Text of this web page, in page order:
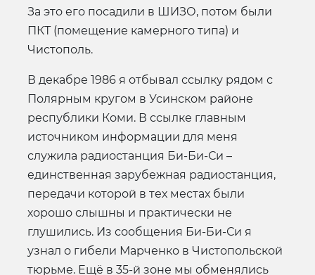
За это его посадили в ШИЗО, потом были
ПКТ (помещение камерного типа) и
Чистополь.
В декабре 1986 я отбывал ссылку рядом с
Полярным кругом в Усинском районе
республики Коми. В ссылке главным
источником информации для меня
служила радиостанция Би-Би-Си –
единственная зарубежная радиостанция,
передачи которой в тех местах были
хорошо слышны и практически не
глушились. Из сообщения Би-Би-Си я
узнал о гибели Марченко в Чистопольской
тюрьме. Ещё в 35-й зоне мы обменялись